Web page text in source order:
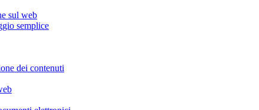
sul web
semplice
dei contenuti